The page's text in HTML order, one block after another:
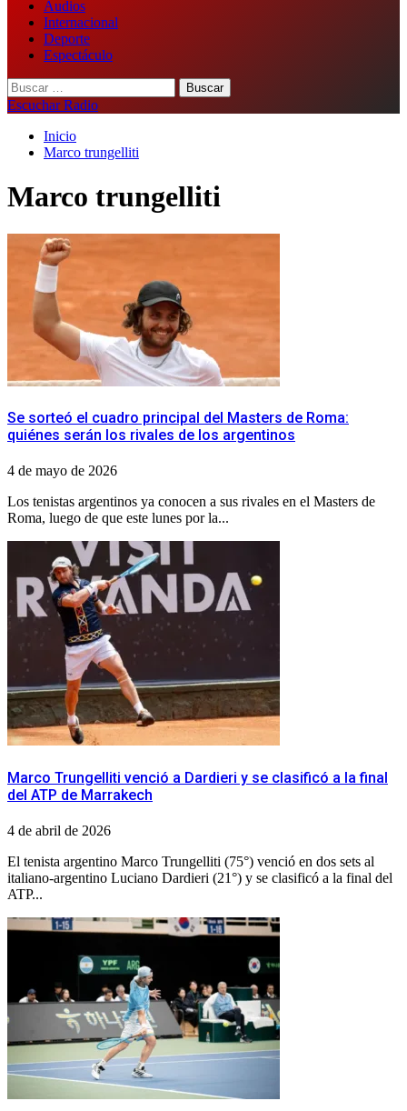
Audios
Internacional
Deporte
Espectáculo
Buscar:
Escuchar Radio
Inicio
Marco trungelliti
Marco trungelliti
Se sorteó el cuadro principal del Masters de Roma:
quiénes serán los rivales de los argentinos
4 de mayo de 2026
Los tenistas argentinos ya conocen a sus rivales en el Masters de
Roma, luego de que este lunes por la...
Marco Trungelliti venció a Dardieri y se clasificó a la final
del ATP de Marrakech
4 de abril de 2026
El tenista argentino Marco Trungelliti (75°) venció en dos sets al
italiano-argentino Luciano Dardieri (21°) y se clasificó a la final del
ATP...